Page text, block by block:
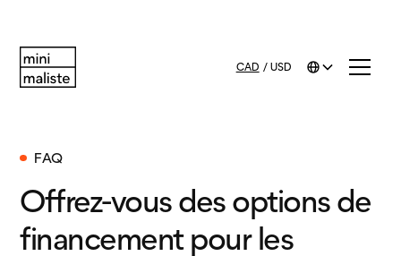
CAD / USD
FAQ
Offrez-vous des options de
financement pour les